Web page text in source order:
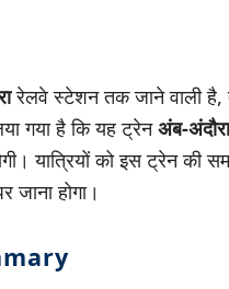
रेलवे स्टेशन तक जाने वाली है,
गया है कि यह ट्रेनअंब-अंदौरा
यात्रियों को इस ट्रेन की
जाना होगा।